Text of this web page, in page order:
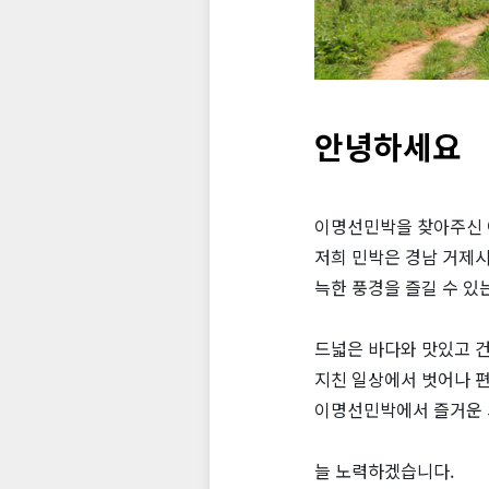
안녕하세요
이명선민박을 찾아주
저희 민박은 경남 거제
늑한 풍경을 즐길 수 있
드넓은 바다와 맛있고
지친 일상에서 벗어나
이명선민박에서 즐거
늘 노력하겠습니다.